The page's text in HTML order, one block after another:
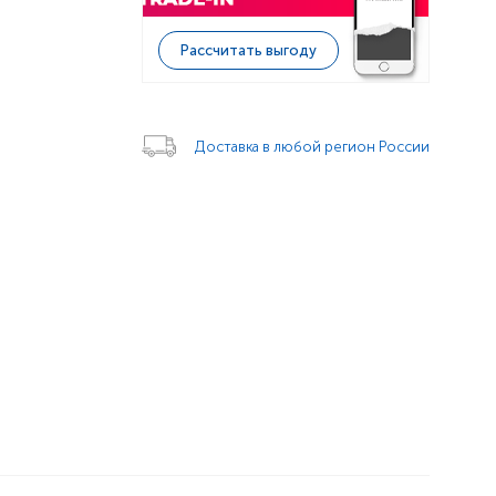
Рассчитать выгоду
Доставка в любой регион России